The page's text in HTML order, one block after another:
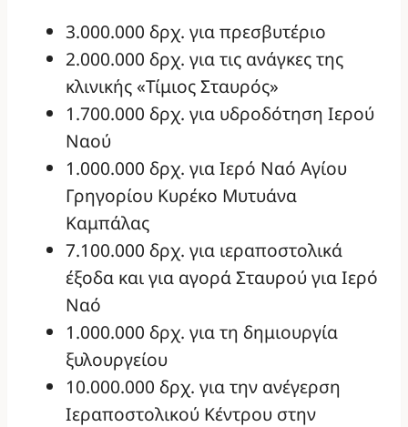
3.000.000 δρχ. για πρεσβυτέριο
2.000.000 δρχ. για τις ανάγκες της
κλινικής «Τίμιος Σταυρός»
1.700.000 δρχ. για υδροδότηση Ιερού
Ναού
1.000.000 δρχ. για Ιερό Ναό Αγίου
Γρηγορίου Κυρέκο Μυτυάνα
Καμπάλας
7.100.000 δρχ. για ιεραποστολικά
έξοδα και για αγορά Σταυρού για Ιερό
Ναό
1.000.000 δρχ. για τη δημιουργία
ξυλουργείου
10.000.000 δρχ. για την ανέγερση
Ιεραποστολικού Κέντρου στην